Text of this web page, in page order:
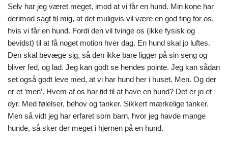
Selv har jeg været meget, imod at vi får en hund. Min kone har
derimod sagt til mig, at det muligvis vil være en god ting for os,
hvis vi får en hund. Fordi den vil tvinge os (ikke fysisk og
bevidst) til at få noget motion hver dag. En hund skal jo luftes.
Den skal bevæge sig, så den ikke bare ligger på sin seng og
bliver fed, og lad. Jeg kan godt se hendes pointe. Jeg kan sådan
set også godt leve med, at vi har hund her i huset. Men. Og der
er et ’men’. Hvem af os har tid til at have en hund? Det er jo et
dyr. Med følelser, behov og tanker. Sikkert mærkelige tanker.
Men så vidt jeg har erfaret som barn, hvor jeg havde mange
hunde, så sker der meget i hjernen på en hund.